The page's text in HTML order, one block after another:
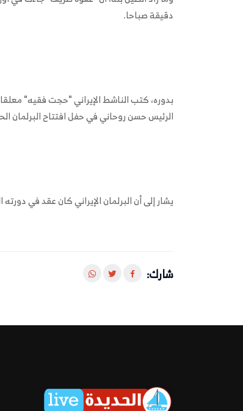
دقيقة صباحا.
بدوره، كتب الناشط الإيراني "حجت فقيه"
الرئيس حسن روحاني في حفل افتتاح البرلمان
يشار إلى أن البرلمان الإيراني كان عقد في
شارك: